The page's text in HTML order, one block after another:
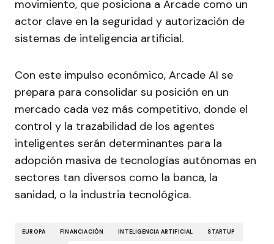
movimiento, que posiciona a Arcade como un
actor clave en la seguridad y autorización de
sistemas de inteligencia artificial.
Con este impulso económico, Arcade AI se
prepara para consolidar su posición en un
mercado cada vez más competitivo, donde el
control y la trazabilidad de los agentes
inteligentes serán determinantes para la
adopción masiva de tecnologías autónomas en
sectores tan diversos como la banca, la
sanidad, o la industria tecnológica.
EUROPA FINANCIACIÓN INTELIGENCIA ARTIFICIAL STARTUP